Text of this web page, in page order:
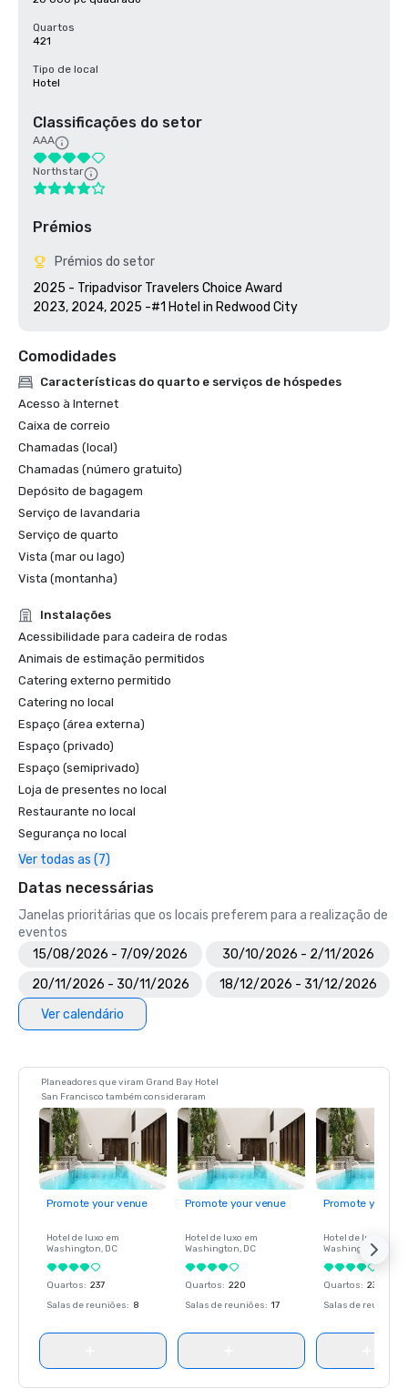
Quartos
421
Tipo de local
Hotel
Classificações do setor
AAA
Northstar
Prémios
Prémios do setor
2025 - Tripadvisor Travelers Choice Award
2023, 2024, 2025 -#1 Hotel in Redwood City
Comodidades
Características do quarto e serviços de hóspedes
Acesso à Internet
Caixa de correio
Chamadas (local)
Chamadas (número gratuito)
Depósito de bagagem
Serviço de lavandaria
Serviço de quarto
Vista (mar ou lago)
Vista (montanha)
Instalações
Acessibilidade para cadeira de rodas
Animais de estimação permitidos
Catering externo permitido
Catering no local
Espaço (área externa)
Espaço (privado)
Espaço (semiprivado)
Loja de presentes no local
Restaurante no local
Segurança no local
Ver todas as (7)
Datas necessárias
Janelas prioritárias que os locais preferem para a realização de
eventos
15/08/2026 - 7/09/2026
30/10/2026 - 2/11/2026
20/11/2026 - 30/11/2026
18/12/2026 - 31/12/2026
Ver calendário
Planeadores que viram Grand Bay Hotel
San Francisco também consideraram
Promote your venue
Hotel de luxo em
Washington, DC
Quartos: 237
Salas de reuniões: 8
Promote your venue
Hotel de luxo em
Washington, DC
Quartos: 220
Salas de reuniões: 17
Promote your
Hotel de luxo em
Washington
Quartos: 237
Salas de reuniões